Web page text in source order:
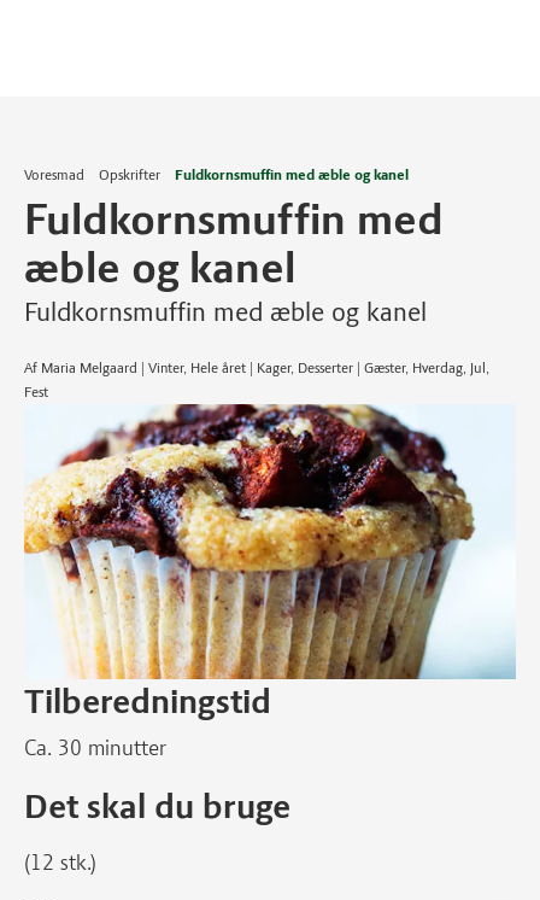
Voresmad Opskrifter Fuldkornsmuffin med æble og kanel
Fuldkornsmuffin med
æble og kanel
Fuldkornsmuffin med æble og kanel
Af Maria Melgaard | Vinter, Hele året | Kager, Desserter | Gæster, Hverdag, Jul,
Fest
Tilberedningstid
Ca. 30 minutter
Det skal du bruge
(12 stk.)